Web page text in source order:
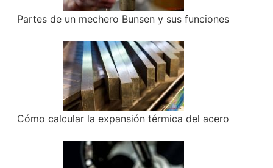
Partes de un mechero Bunsen y sus funciones
Cómo calcular la expansión térmica del acero